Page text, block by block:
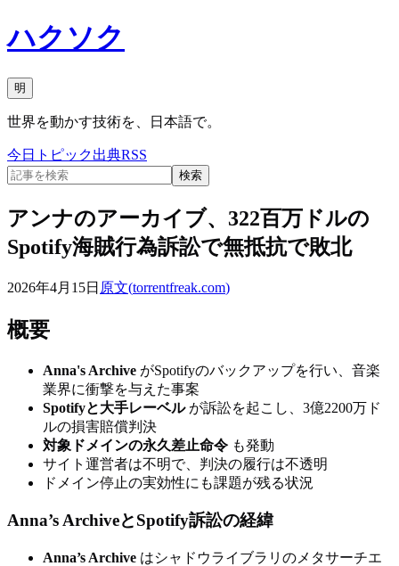
ハクソク
明
世界を動かす技術を、日本語で。
今日 トピック出典RSS
検索
アンナのアーカイブ、322百万ドルの
Spotify海賊行為訴訟で無抵抗で敗北
2026年4月15日 原文(torrentfreak.com)
概要
Anna's Archive がSpotifyのバックアップを行い、音楽
業界に衝撃を与えた事案
Spotifyと大手レーベルが訴訟を起こし、3億2200万ド
ルの損害賠償判決
対象ドメインの永久差止命令 も発動
サイト運営者は不明で、判決の履行は不透明
ドメイン停止の実効性にも課題が残る状況
Anna’s ArchiveとSpotify訴訟の経緯
Anna’s Archive はシャドウライブラリのメタサーチエ